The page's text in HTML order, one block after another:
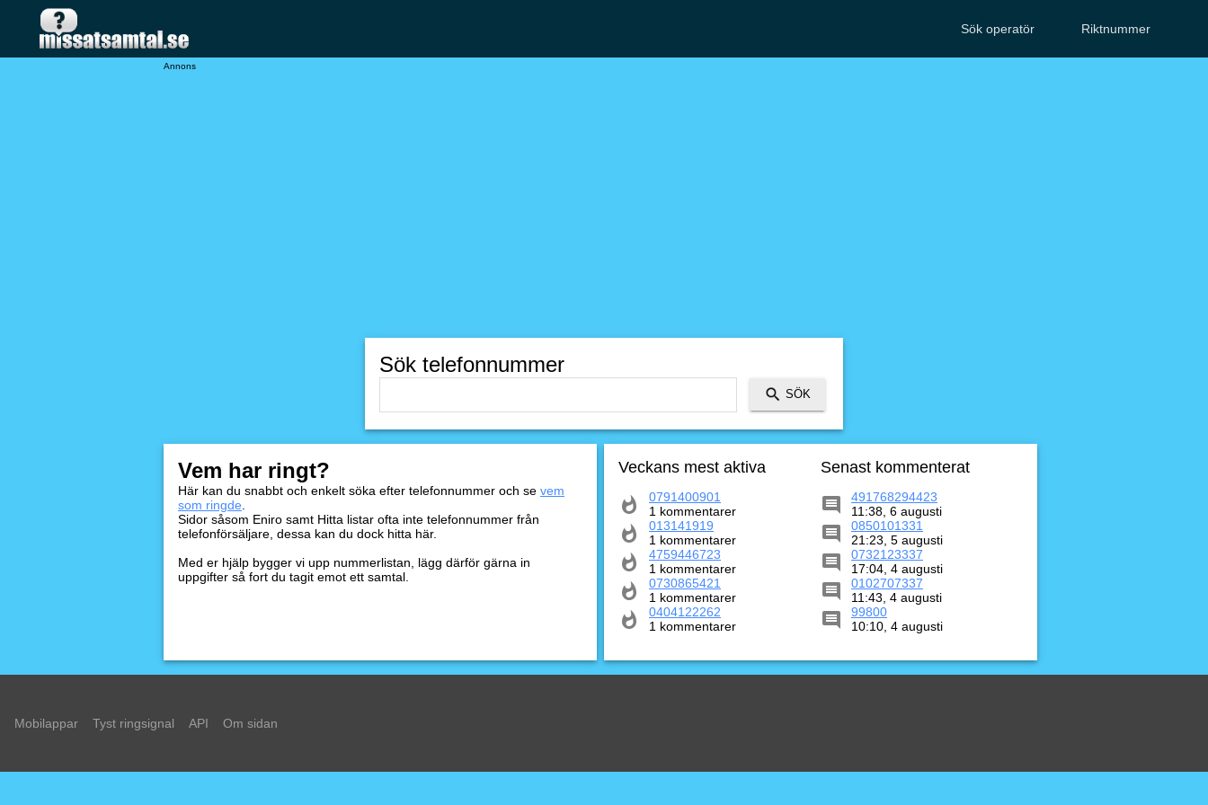
Sök operatör Riktnummer
Annons
Sök telefonnummer
Vem har ringt?
Här kan du snabbt och enkelt söka efter telefonnummer och se vem
som ringde
Sidor såsom Eniro samt Hitta listar ofta inte telefonnummer från
telefonförsäljare, dessa kan du dock hitta här.
Med er hjälp bygger vi upp nummerlistan, lägg därför gärna in
uppgifter så fort du tagit emot ett samtal.
Veckans mest aktiva
0791400901
1 kommentarer
013141919
1 kommentarer
4759446723
1 kommentarer
0730865421
1 kommentarer
0404122262
1 kommentarer
Senast kommenterat
491768294423
11:38, 6 augusti
0850101331
21:23, 5 augusti
0732123337
17:04, 4 augusti
0102707337
11:43, 4 augusti
99800
10:10, 4 augusti
Mobilappar Tyst ringsignal API Om sidan